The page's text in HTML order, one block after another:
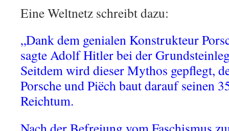
Eine Weltnetz schreibt dazu:
„Dank dem genialen Konstrukteur
sagte Adolf Hitler bei der
Seitdem wird dieser Mythos gepflegt,
Porsche und Piëch baut darauf seinen
Reichtum.